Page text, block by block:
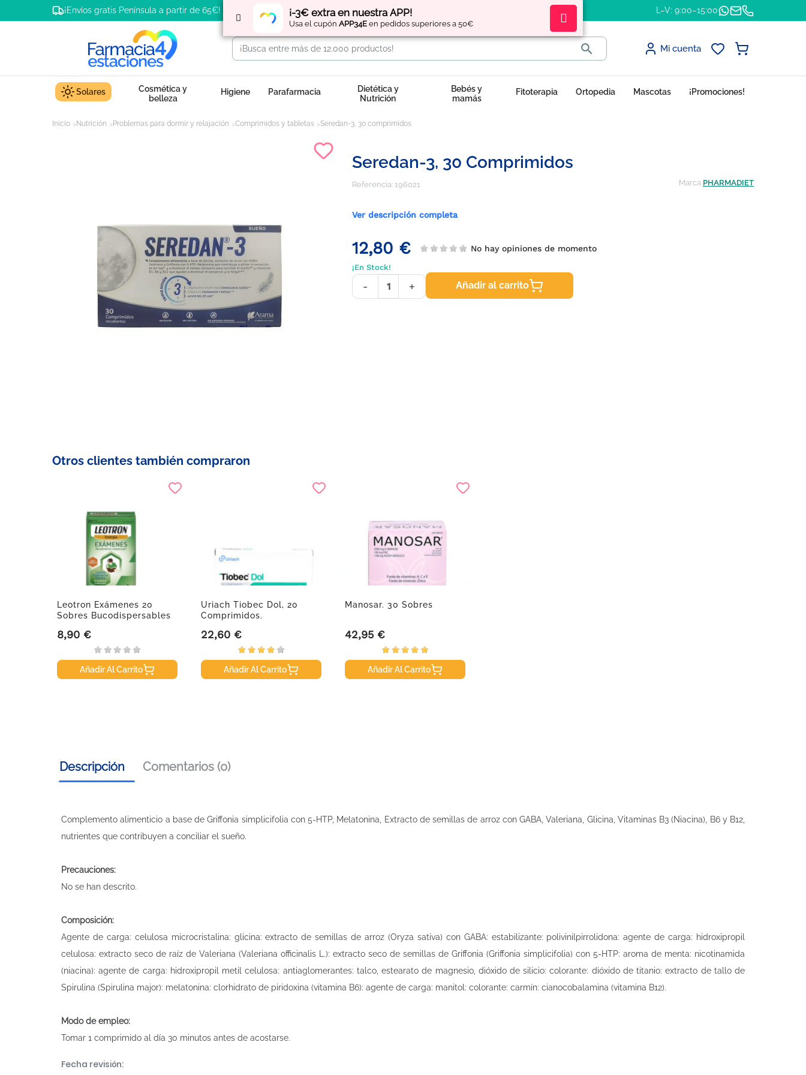
¡-3€ extra en nuestra APP!
Usa el cupón APP34E en pedidos superiores a 50€
¡Envíos gratis Península a partir de 65€! Regístratey obtén L–V: 9:00–15:00
 Mi cuenta
Solares
Cosmética y
belleza
Higiene Parafarmacia
Dietética y
Nutrición
Bebés y
mamás
Fitoterapia Ortopedia Mascotas ¡Promociones!
Inicio Nutrición Problemas para dormir y relajación Comprimidos y tabletas Seredan-3, 30 comprimidos
Seredan-3, 30 Comprimidos
Referencia: 196021 Marca PHARMADIET
Ver descripción completa
12,80 € No hay opiniones de momento
¡En Stock!
- + Añadir al carrito
Otros clientes también compraron
Leotron Exámenes 20
Sobres Bucodispersables
Precio
8,90 €
Añadir Al Carrito
Uriach Tiobec Dol, 20
Comprimidos.
Precio
22,60 €
Añadir Al Carrito
Manosar. 30 Sobres
Precio
42,95 €
Añadir Al Carrito
Descripción Comentarios (0)
Complemento alimenticio a base de Griffonia simplicifolia con 5-HTP, Melatonina, Extracto de semillas de arroz con GABA, Valeriana, Glicina, Vitaminas B3 (Niacina), B6 y B12,
nutrientes que contribuyen a conciliar el sueño.
Precauciones:
No se han descrito.
Composición:
Agente de carga: celulosa microcristalina: glicina: extracto de semillas de arroz (Oryza sativa) con GABA: estabilizante: polivinilpirrolidona: agente de carga: hidroxipropil
celulosa: extracto seco de raíz de Valeriana (Valeriana officinalis L.): extracto seco de semillas de Griffonia (Griffonia simplicifolia) con 5-HTP: aroma de menta: nicotinamida
(niacina): agente de carga: hidroxipropil metil celulosa: antiaglomerantes: talco, estearato de magnesio, dióxido de silicio: colorante: dióxido de titanio: extracto de tallo de
Spirulina (Spirulina major): melatonina: clorhidrato de piridoxina (vitamina B6): agente de carga: manitol: colorante: carmín: cianocobalamina (vitamina B12).
Modo de empleo:
Tomar 1 comprimido al día 30 minutos antes de acostarse.
Fecha revisión: